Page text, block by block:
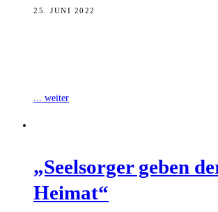
25. JUNI 2022
... weiter
„Seel­sor­ger geben
Heimat“